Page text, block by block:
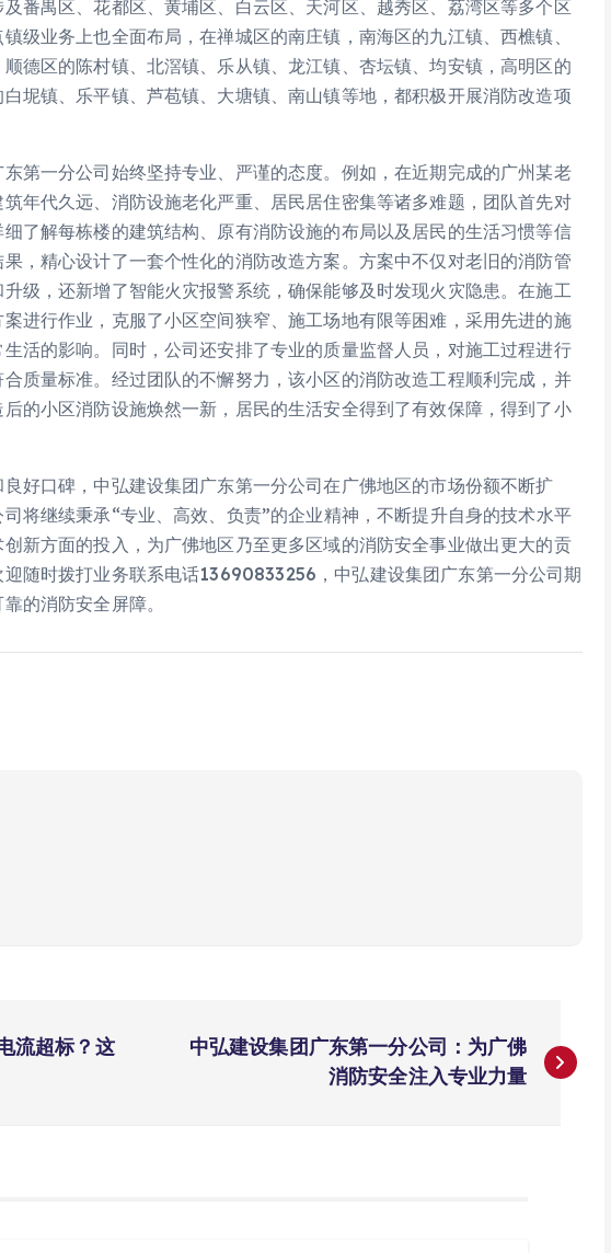
番禺区、花都区、黄埔区、白云区、天河区、越秀区、荔湾区等多个区
级业务上也全面布局，在禅城区的南庄镇，南海区的九江镇、西樵镇、
德区的陈村镇、北滘镇、乐从镇、龙江镇、杏坛镇、均安镇，高明区的
坭镇、乐平镇、芦苞镇、大塘镇、南山镇等地，都积极开展消防改造项
第一分公司始终坚持专业、严谨的态度。例如，在近期完成的广州某老
年代久远、消防设施老化严重、居民居住密集等诸多难题，团队首先对
了解每栋楼的建筑结构、原有消防设施的布局以及居民的生活习惯等信
，精心设计了一套个性化的消防改造方案。方案中不仅对老旧的消防管
级，还新增了智能火灾报警系统，确保能够及时发现火灾隐患。在施工
进行作业，克服了小区空间狭窄、施工场地有限等困难，采用先进的施
活的影响。同时，公司还安排了专业的质量监督人员，对施工过程进行
质量标准。经过团队的不懈努力，该小区的消防改造工程顺利完成，并
的小区消防设施焕然一新，居民的生活安全得到了有效保障，得到了小
好口碑，中弘建设集团广东第一分公司在广佛地区的市场份额不断扩
将继续秉承“专业、高效、负责”的企业精神，不断提升自身的技术水平
新方面的投入，为广佛地区乃至更多区域的消防安全事业做出更大的贡
随时拨打业务联系电话13690833256，中弘建设集团广东第一分公司期
的消防安全屏障。
流超标？这
中弘建设集团广东第一分公司：为广佛
消防安全注入专业力量